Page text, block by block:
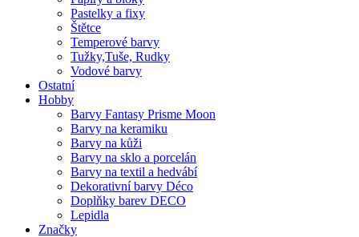
Pastelky a fixy
Štětce
Temperové barvy
Tužky,Tuše, Rudky
Vodové barvy
Ostatní
Hobby
Barvy Fantasy Prisme Moon
Barvy na keramiku
Barvy na kůži
Barvy na sklo a porcelán
Barvy na textil a hedvábí
Dekorativní barvy Déco
Doplňky barev DECO
Lepidla
Značky